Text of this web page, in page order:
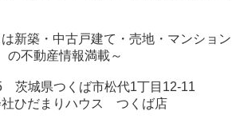
新築・中古戸建て・売地・マンション
の不動産情報満載～
茨城県つくば市松代1丁目12-11
社ひだまりハウス つくば店